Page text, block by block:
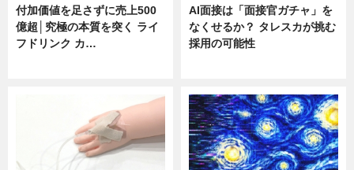
付加価値を足さずに売上500
億超│究極の本質を突く ライ
フドリンク カ…
AI面接は「面接官ガチャ」を
なくせるか？ タレスカが挑む
採用の可能性